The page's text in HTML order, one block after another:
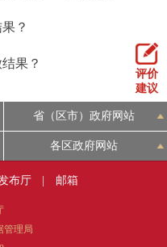
？
果？
评价
建议
省（区市）政府网站
各区政府网站
布厅 邮箱
管理局